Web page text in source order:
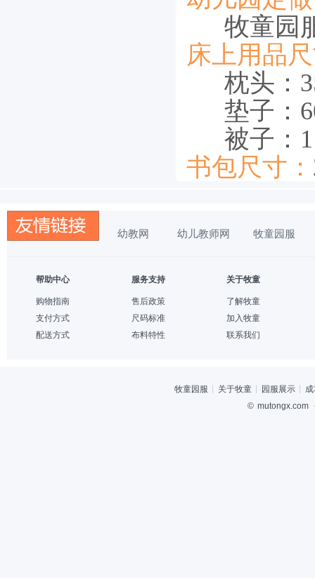
牧童园
床上用品
枕头：
垫子：
被子：
书包尺寸：
幼教网 幼儿教师网 牧童园服
帮助中心
购物指南
支付方式
配送方式
服务支持
售后政策
尺码标准
布料特性
关于牧童
了解牧童
加入牧童
联系我们
牧童园服 关于牧童 园服展示
© mutongx.com